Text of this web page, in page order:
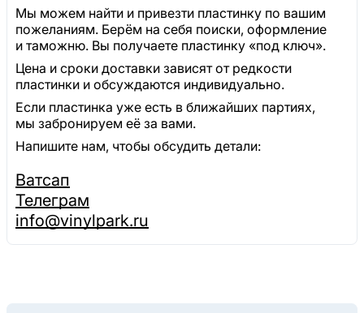
Мы можем найти и привезти пластинку по вашим
пожеланиям. Берём на себя поиски, оформление
и таможню. Вы получаете пластинку «под ключ».
Цена и сроки доставки зависят от редкости
пластинки и обсуждаются индивидуально.
Если пластинка уже есть в ближайших партиях,
мы забронируем её за вами.
Напишите нам, чтобы обсудить детали:
Ватсап
Телеграм
info@vinylpark.ru